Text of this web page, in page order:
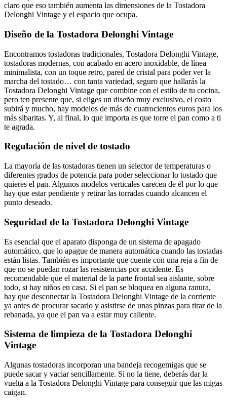
claro que eso también aumenta las dimensiones de la Tostadora
Delonghi Vintage y el espacio que ocupa.
Diseño de la Tostadora Delonghi Vintage
Encontramos tostadoras tradicionales, Tostadora Delonghi Vintage,
tostadoras modernas, con acabado en acero inoxidable, de línea
minimalista, con un toque retro, pared de cristal para poder ver la
marcha del tostado… con tanta variedad, seguro que hallarás la
Tostadora Delonghi Vintage que combine con el estilo de tu cocina,
pero ten presente que, si eliges un diseño muy exclusivo, el costo
subirá y mucho, hay modelos de más de cuatrocientos euros para los
más sibaritas. Y, al final, lo que importa es que torre el pan como a ti
te agrada.
Regulación de nivel de tostado
La mayoría de las tostadoras tienen un selector de temperaturas o
diferentes grados de potencia para poder seleccionar lo tostado que
quieres el pan. Algunos modelos verticales carecen de él por lo que
hay que estar pendiente y retirar las torradas cuando alcancen el
punto deseado.
Seguridad de la Tostadora Delonghi Vintage
Es esencial que el aparato disponga de un sistema de apagado
automático, que lo apague de manera automática cuando las tostadas
están listas. También es importante que cuente con una reja a fin de
que no se puedan rozar las resistencias por accidente. Es
recomendable que el material de la parte frontal sea aislante, sobre
todo, si hay niños en casa. Si el pan se bloquea en alguna ranura,
hay que desconectar la Tostadora Delonghi Vintage de la corriente
ya antes de procurar sacarlo y asistirse de unas pinzas para tirar de la
rebanada, ya que el pan va a estar muy caliente.
Sistema de limpieza de la Tostadora Delonghi
Vintage
Algunas tostadoras incorporan una bandeja recogemigas que se
puede sacar y vaciar sencillamente. Si no la tiene, deberás dar la
vuelta a la Tostadora Delonghi Vintage para conseguir que las migas
caigan.